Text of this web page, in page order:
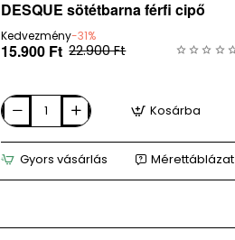
DESQUE sötétbarna férfi cipő
Kedvezmény-31%
15.900 Ft 22.900 Ft
DESQUE
sötétbarna
férfi
cipő
Kosárba
Gyors vásárlás Mérettáblázat